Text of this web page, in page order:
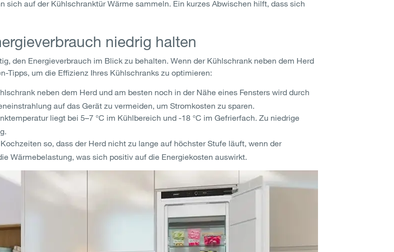
sich auf der Kühlschranktür Wärme sammeln. Ein kurzes Abwischen hilft, dass sich
niedrig halten
den Energieverbrauch im Blick zu behalten. Wenn der Kühlschrank neben dem Herd
Tipps, um die Effizienz Ihres Kühlschranks zu optimieren:
neben dem Herd und am besten noch in der Nähe eines Fensters wird durch
auf das Gerät zu vermeiden, um Stromkosten zu sparen.
liegt bei 5–7 °C im Kühlbereich und -18 °C im Gefrierfach. Zu niedrige
so, dass der Herd nicht zu lange auf höchster Stufe läuft, wenn der
Wärmebelastung, was sich positiv auf die Energiekosten auswirkt.